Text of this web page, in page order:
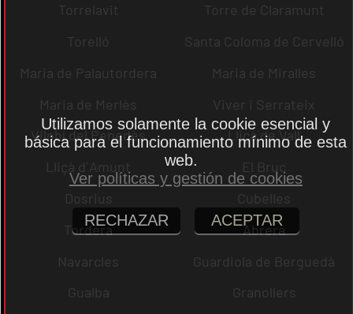
Torrelavit
Torre de Claramunt
Torelló
Santa Coloma de Cervelló
Maria de Palautordera
Maria de Miralles
Maria de Merlès
Viver i Serrateix
Vilobí del Penedès
Lliçà de Vall
Lliçà d´Amunt
El Bruc
Dosrius
Cubelles
Tordera
Abrera
Navarcles
Guardiola de Berguedà
Gualba
Granollers
Utilizamos solamente la cookie esencial y
básica para el funcionamiento mínimo de esta
web.
Ver políticas y gestión de cookies
RECHAZAR ACEPTAR